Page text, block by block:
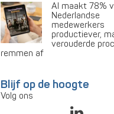
AI maakt 78%
Nederlandse
medewerkers
productiever,
verouderde
remmen af
Blijf op de hoogte
Volg ons